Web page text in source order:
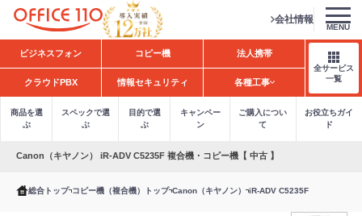
H
o
会社情報
MENU
ビジネスフォン コピー機 法人携帯
クラウドPBX 情報セキュリティ 各種工事
全サービス
一覧
商品を選
ぶ
スペックで選
ぶ
目的で選
ぶ
キャンペー
ン
ご購入につい
て
お役立ちガイ
ド
Canon（キヤノン） iR-ADV C5235F 複合機・コピー機【 中古 】
総合トップ コピー機（複合機）トップ Canon（キヤノン） iR-ADV C5235F